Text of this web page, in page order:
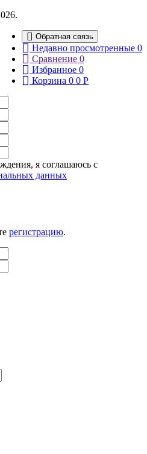
Обратная связь
Недавно просмотренные 0
Сравнение 0
Избранное 0
Корзина 0 0 Р
я соглашаюсь с
данных
регистрацию.